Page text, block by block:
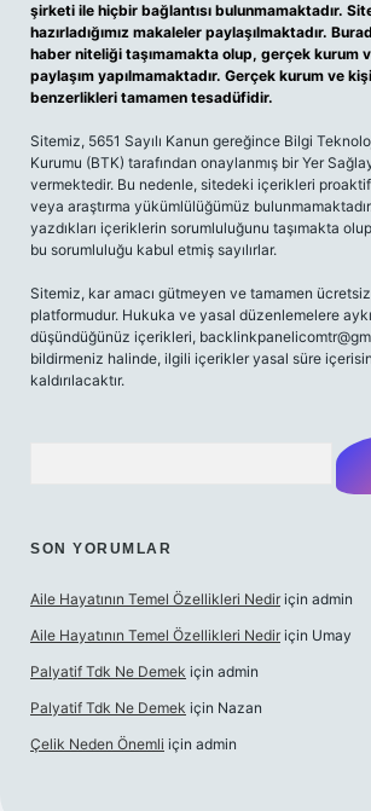
şirketi ile hiçbir bağlantısı bulunmamaktadır.
hazırladığımız makaleler paylaşılmaktadır.
haber niteliği taşımamakta olup, gerçek kurum
paylaşım yapılmamaktadır. Gerçek kurum ve
benzerlikleri tamamen tesadüfidir.
Sitemiz, 5651 Sayılı Kanun gereğince Bilgi
Kurumu (BTK) tarafından onaylanmış bir Yer
vermektedir. Bu nedenle, sitedeki içerikleri
veya araştırma yükümlülüğümüz
yazdıkları içeriklerin sorumluluğunu taşımakta
bu sorumluluğu kabul etmiş sayılırlar.
Sitemiz, kar amacı gütmeyen ve tamamen
platformudur. Hukuka ve yasal düzenlemelere
düşündüğünüz içerikleri,
bildirmeniz halinde, ilgili içerikler yasal süre
kaldırılacaktır.
SON YORUMLAR
Aile Hayatının Temel Özellikleri Nedir için admin
Aile Hayatının Temel Özellikleri Nedir için Umay
Palyatif Tdk Ne Demek için admin
Palyatif Tdk Ne Demek için Nazan
Çelik Neden Önemli için admin